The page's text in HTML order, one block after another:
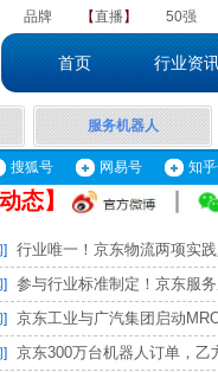
品牌 【直播】 50强
首页 行业资
服务机器人
搜狐号 网易号 知
态】
行业唯一！京东物流两项实
参与行业标准制定！京东服
京东工业与广汽集团启动
京东300万台机器人订单，乙